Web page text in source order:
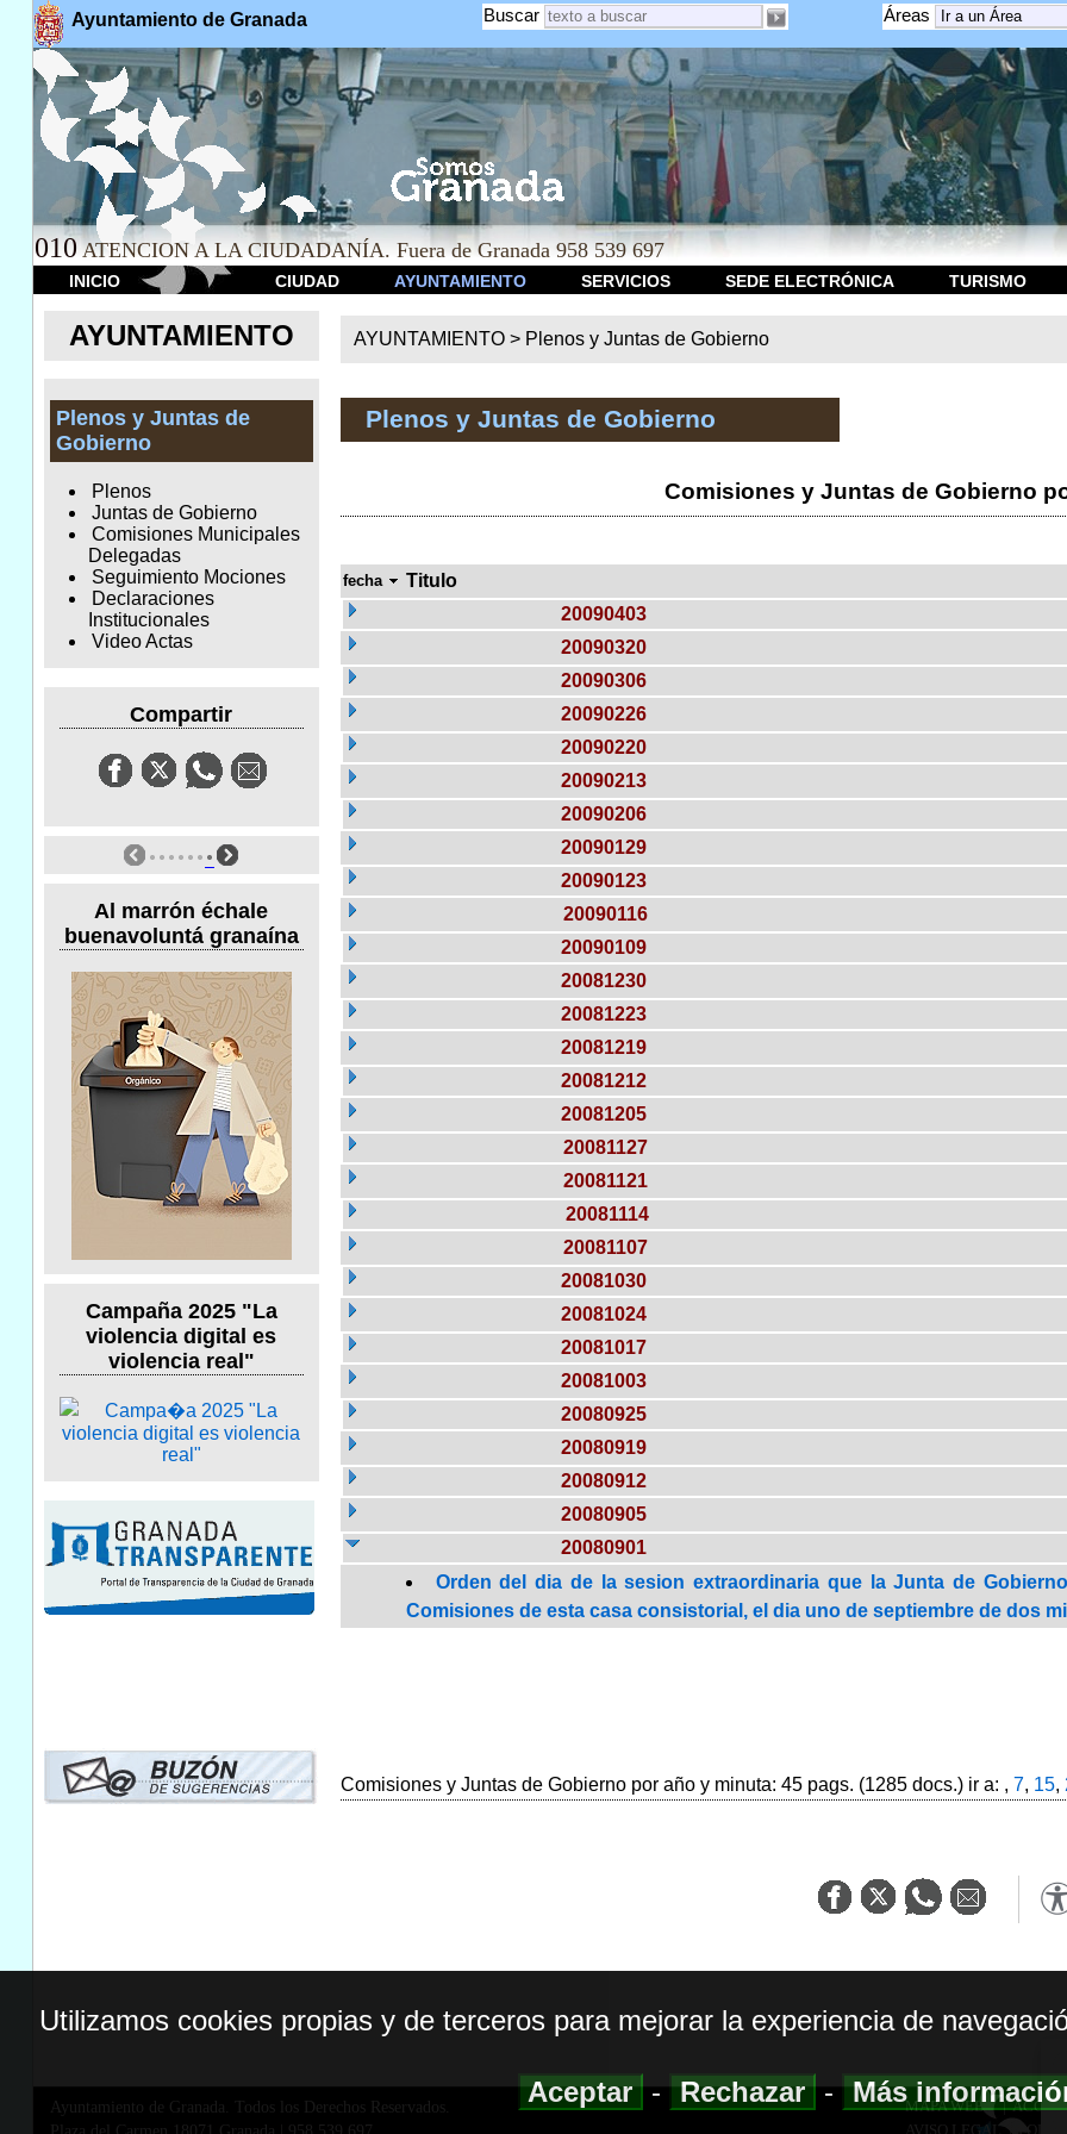
Ayuntamiento de Granada Áreas
Buscar
010 ATENCION A LA CIUDADANÍA. Fuera de Granada 958 539 697
INICIO CIUDAD AYUNTAMIENTO SERVICIOS SEDE ELECTRÓNICA TURISMO
AYUNTAMIENTO
Plenos y Juntas de
Gobierno
Plenos
Juntas de Gobierno
Comisiones Municipales
Delegadas
Seguimiento Mociones
Declaraciones
Institucionales
Video Actas
Compartir
Al marrón échale
buenavoluntá granaína
Campaña 2025 "La
violencia digital es
violencia real"
AYUNTAMIENTO > Plenos y Juntas de Gobierno
Plenos y Juntas de Gobierno
Comisiones y Juntas de Gobierno
fecha Titulo
20090403
20090320
20090306
20090226
20090220
20090213
20090206
20090129
20090123
20090116
20090109
20081230
20081223
20081219
20081212
20081205
20081127
20081121
20081114
20081107
20081030
20081024
20081017
20081003
20080925
20080919
20080912
20080905
20080901
Orden del dia de la sesion extraordinaria que la Junta de
Comisiones de esta casa consistorial, el dia uno de septiembre de dos
Comisiones y Juntas de Gobierno por año y minuta: 45 pags. (1285 docs.) ir a: , 7, 15,
Ayuntamiento de Granada. Todos los Derechos Reservados.
MAPA WEB|
AVISO LEGAL|
Utilizamos cookies propias y de terceros para mejorar la experiencia de
Aceptar-Rechazar-Más